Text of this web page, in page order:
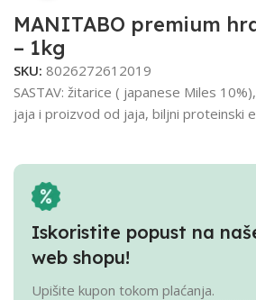
MANITABO premium
– 1kg
SKU: 8026272612019
SASTAV: žitarice ( japanese Miles
jaja i proizvod od jaja, biljni proteinski
Iskoristite popust na
web shopu!
Upišite kupon tokom plaćanja.